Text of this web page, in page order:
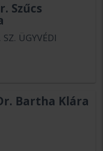
Szűcs
SZ. ÜGYVÉDI
Bartha Klára